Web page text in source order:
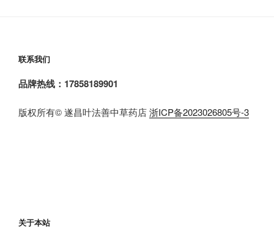
联系我们
品牌热线：17858189901
版权所有© 遂昌叶法善中草药店浙ICP备2023026805号-3
关于本站